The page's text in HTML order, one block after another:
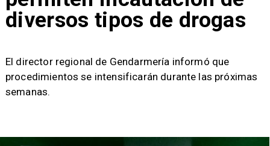
diversos tipos de drogas
El director regional de Gendarmería informó que
procedimientos se intensificarán durante las próximas
semanas.